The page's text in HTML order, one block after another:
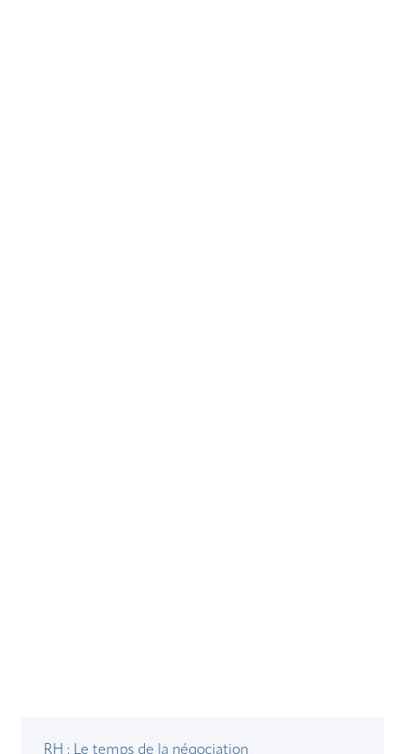
RH : Le temps de la négociation